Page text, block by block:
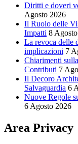
Diritti e doveri
Agosto 2026
Il Ruolo delle
Impatti 8
La revoca delle
implicazioni 7
Chiarimenti
Contributi 7
Il Decoro
Salvaguardia 6
Nuove Regole
6 Agosto 2026
Area Privacy